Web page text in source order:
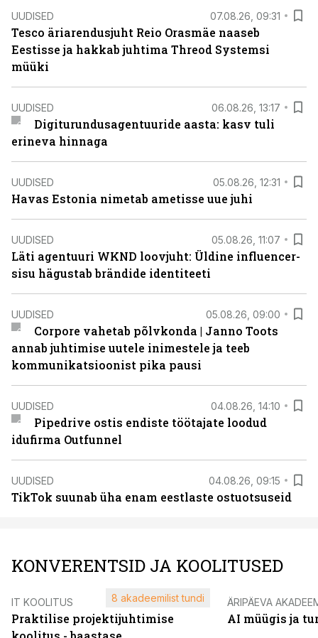
UUDISED 07.08.26, 09:31
Tesco äriarendusjuht Reio Orasmäe naaseb
Eestisse ja hakkab juhtima Threod Systemsi
müüki
UUDISED 06.08.26, 13:17
Digiturundusagentuuride aasta: kasv tuli
erineva hinnaga
UUDISED 05.08.26, 12:31
Havas Estonia nimetab ametisse uue juhi
UUDISED 05.08.26, 11:07
Läti agentuuri WKND loovjuht: Üldine influencer-
sisu hägustab brändide identiteeti
UUDISED 05.08.26, 09:00
Corpore vahetab põlvkonda | Janno Toots
annab juhtimise uutele inimestele ja teeb
kommunikatsioonist pika pausi
UUDISED 04.08.26, 14:10
Pipedrive ostis endiste töötajate loodud
idufirma Outfunnel
UUDISED 04.08.26, 09:15
TikTok suunab üha enam eestlaste ostuotsuseid
KONVERENTSID JA KOOLITUSED
IT KOOLITUS
Praktilise projektijuhtimise
8 akadeemilist tundi ÄRIPÄEVA
AI müügis ja